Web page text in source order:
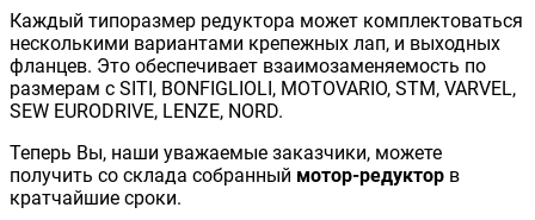
Каждый типоразмер редуктора может комплектоваться
несколькими вариантами крепежных лап, и выходных
фланцев. Это обеспечивает взаимозаменяемость по
размерам с SITI, BONFIGLIOLI, MOTOVARIO, STM, VARVEL,
SEW EURODRIVE, LENZE, NORD.
Теперь Вы, наши уважаемые заказчики, можете
получить со склада собранный мотор-редуктор в
кратчайшие сроки.